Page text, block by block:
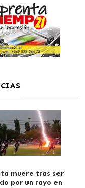
muere tras ser
por un rayo en